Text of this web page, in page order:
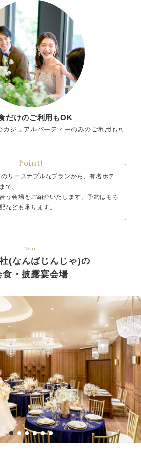
だけのご利用もOK
カジュアルパーティーのみのご利用も可
Point!
リーズナブルなプランから、有名ホテ
で、
う会場をご紹介いたします。予約はもち
なども承ります。
Venu
(なんばじんじゃ)の
食・披露宴会場